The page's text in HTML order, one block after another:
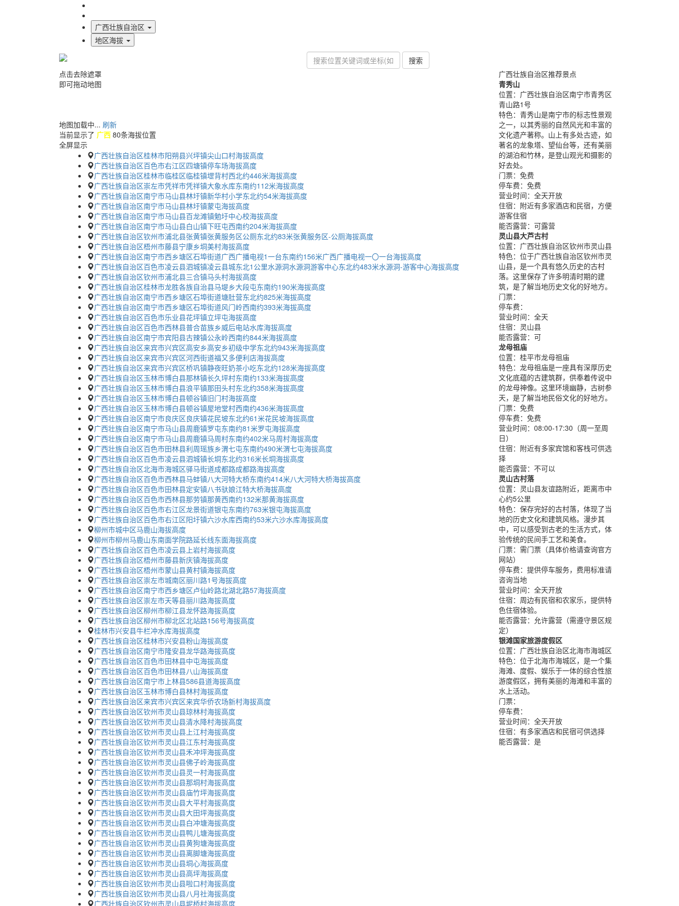
广西壮族自治区
地区海拔
搜索
点击去除遮罩
即可拖动地图
地图加载中... 刷新
当前显示了 广西 80条海拔位置
全屏显示
广西壮族自治区桂林市阳朔县兴坪镇尖山口村海拔高度
广西壮族自治区百色市右江区四塘镇停车场海拔高度
广西壮族自治区桂林市临桂区临桂镇堽背村西北约446米海拔高度
广西壮族自治区崇左市凭祥市凭祥镇大象水库东南约112米海拔高度
广西壮族自治区南宁市马山县林圩镇新华村小学东北约54米海拔高度
广西壮族自治区南宁市马山县林圩镇蒙屯海拔高度
广西壮族自治区南宁市马山县百龙滩镇勉圩中心校海拔高度
广西壮族自治区南宁市马山县白山镇下旺屯西南约204米海拔高度
广西壮族自治区钦州市浦北县张黄镇张黄服务区公厕东北约83米张黄服务区-公厕海拔高度
广西壮族自治区梧州市藤县宁康乡垌美村海拔高度
广西壮族自治区南宁市西乡塘区石埠街道广西广播电视1一台东南约156米广西广播电视一〇一台海拔高度
广西壮族自治区百色市凌云县泗城镇凌云县城东北1公里水源洞水源洞游客中心东北约483米水源洞-游客中心海拔高度
广西壮族自治区钦州市浦北县三合镇马头村海拔高度
广西壮族自治区桂林市龙胜各族自治县马堤乡大段屯东南约190米海拔高度
广西壮族自治区南宁市西乡塘区石埠街道塘肚营东北约825米海拔高度
广西壮族自治区南宁市西乡塘区石埠街道风门岭西南约393米海拔高度
广西壮族自治区百色市乐业县花坪镇立坪屯海拔高度
广西壮族自治区百色市西林县普合苗族乡威后电站水库海拔高度
广西壮族自治区南宁市宾阳县古辣镇公永岭西南约844米海拔高度
广西壮族自治区来宾市兴宾区高安乡高安乡初级中学东北约943米海拔高度
广西壮族自治区来宾市兴宾区河西街道福又多便利店海拔高度
广西壮族自治区来宾市兴宾区桥巩镇静夜旺奶茶小吃东北约128米海拔高度
广西壮族自治区玉林市博白县那林镇长久坪村东南约133米海拔高度
广西壮族自治区玉林市博白县浪平镇那田头村东北约358米海拔高度
广西壮族自治区玉林市博白县顿谷镇旧门村海拔高度
广西壮族自治区玉林市博白县顿谷镇屋地堂村西南约436米海拔高度
广西壮族自治区南宁市良庆区良庆镇花民坡东北约61米花民坡海拔高度
广西壮族自治区南宁市马山县周鹿镇罗屯东南约81米罗屯海拔高度
广西壮族自治区南宁市马山县周鹿镇马周村东南约402米马周村海拔高度
广西壮族自治区百色市田林县利周瑶族乡渭七屯东南约490米渭七屯海拔高度
广西壮族自治区百色市凌云县泗城镇长垌东北约316米长垌海拔高度
广西壮族自治区北海市海城区驿马街道成都路成都路海拔高度
广西壮族自治区百色市西林县马蚌镇八大河特大桥东南约414米八大河特大桥海拔高度
广西壮族自治区百色市田林县定安镇八书驮娘江特大桥海拔高度
广西壮族自治区百色市西林县那劳镇那黄西南约132米那黄海拔高度
广西壮族自治区百色市右江区龙景街道银屯东南约763米银屯海拔高度
广西壮族自治区百色市右江区阳圩镇六沙水库西南约53米六沙水库海拔高度
柳州市城中区马鹿山海拔高度
柳州市柳州马鹿山东南面学院路延长线东面海拔高度
广西壮族自治区百色市凌云县上岩村海拔高度
广西壮族自治区梧州市藤县新庆镇海拔高度
广西壮族自治区梧州市蒙山县黄村镇海拔高度
广西壮族自治区崇左市城南区丽川路1号海拔高度
广西壮族自治区南宁市西乡塘区卢仙岭路北湖北路57海拔高度
广西壮族自治区崇左市天等县丽川路海拔高度
广西壮族自治区柳州市柳江县龙怀路海拔高度
广西壮族自治区柳州市柳北区北站路156号海拔高度
桂林市兴安县牛栏冲水库海拔高度
广西壮族自治区桂林市兴安县粉山海拔高度
广西壮族自治区南宁市隆安县龙华路海拔高度
广西壮族自治区百色市田林县中屯海拔高度
广西壮族自治区百色市田林县八山海拔高度
广西壮族自治区南宁市上林县586县道海拔高度
广西壮族自治区玉林市博白县林村海拔高度
广西壮族自治区来宾市兴宾区来宾华侨农场新村海拔高度
广西壮族自治区钦州市灵山县琼林村海拔高度
广西壮族自治区钦州市灵山县清水降村海拔高度
广西壮族自治区钦州市灵山县上江村海拔高度
广西壮族自治区钦州市灵山县江东村海拔高度
广西壮族自治区钦州市灵山县禾冲坪海拔高度
广西壮族自治区钦州市灵山县佛子岭海拔高度
广西壮族自治区钦州市灵山县灵一村海拔高度
广西壮族自治区钦州市灵山县那垌村海拔高度
广西壮族自治区钦州市灵山县庙竹坪海拔高度
广西壮族自治区钦州市灵山县大平村海拔高度
广西壮族自治区钦州市灵山县大田坪海拔高度
广西壮族自治区钦州市灵山县白冲塘海拔高度
广西壮族自治区钦州市灵山县鸭儿塘海拔高度
广西壮族自治区钦州市灵山县黄狗塘海拔高度
广西壮族自治区钦州市灵山县离脚塘海拔高度
广西壮族自治区钦州市灵山县垌心海拔高度
广西壮族自治区钦州市灵山县高坪海拔高度
广西壮族自治区钦州市灵山县啦口村海拔高度
广西壮族自治区钦州市灵山县八月社海拔高度
广西壮族自治区钦州市灵山县坭桥村海拔高度
广西壮族自治区推荐景点
青秀山
位置： 广西壮族自治区南宁市青秀区
青山路1号
特色： 青秀山是南宁市的标志性景观
之一，以其秀丽的自然风光和丰富的
文化遗产著称。山上有多处古迹，如
著名的龙象塔、望仙台等，还有美丽
的湖泊和竹林，是登山观光和摄影的
好去处。
门票： 免费
停车费： 免费
营业时间： 全天开放
住宿： 附近有多家酒店和民宿，方便
游客住宿
能否露营： 可露营
灵山县大芦古村
位置： 广西壮族自治区钦州市灵山县
特色： 位于广西壮族自治区钦州市灵
山县，是一个具有悠久历史的古村
落。这里保存了许多明清时期的建
筑，是了解当地历史文化的好地方。
门票：
停车费：
营业时间： 全天
住宿： 灵山县
能否露营： 可
龙母祖庙
位置： 桂平市龙母祖庙
特色： 龙母祖庙是一座具有深厚历史
文化底蕴的古建筑群，供奉着传说中
的龙母神像。这里环境幽静，古树参
天，是了解当地民俗文化的好地方。
门票： 免费
停车费： 免费
营业时间： 08:00-17:30（周一至周
日）
住宿： 附近有多家宾馆和客栈可供选
择
能否露营： 不可以
灵山古村落
位置： 灵山县友谊路附近，距离市中
心约5公里
特色： 保存完好的古村落，体现了当
地的历史文化和建筑风格。漫步其
中，可以感受到古老的生活方式，体
验传统的民间手工艺和美食。
门票： 需门票（具体价格请查询官方
网站）
停车费： 提供停车服务，费用标准请
咨询当地
营业时间： 全天开放
住宿： 周边有民宿和农家乐，提供特
色住宿体验。
能否露营： 允许露营（需遵守景区规
定）
银滩国家旅游度假区
位置： 广西壮族自治区北海市海城区
特色： 位于北海市海城区，是一个集
海滩、度假、娱乐于一体的综合性旅
游度假区，拥有美丽的海滩和丰富的
水上活动。
门票：
停车费：
营业时间： 全天开放
住宿： 有多家酒店和民宿可供选择
能否露营： 是